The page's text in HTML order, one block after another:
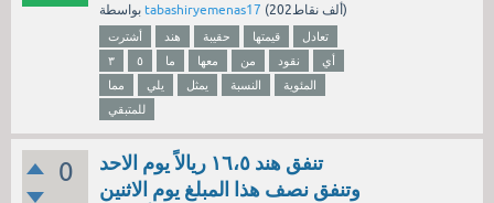
tabashiryemenas17 ( 202ألف نقاط)
أشترت هند حقيبة قيمتها
تعادل
٣
٥ ما معها من نقود
أي
مما
يلي يمثل النسبة
المئوية
للمتبقي
0
تنفق هند ١٦،٥ ريالاً يوم الاحد
وتنفق نصف هذا المبلغ يوم الاثنين